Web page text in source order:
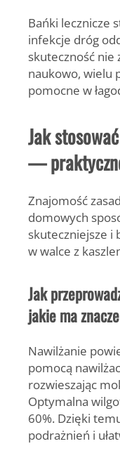
Bańki lecznicze
infekcje dróg
skuteczność nie
naukowo, wielu
pomocne w
Jak
—
Znajomość
domowych
skuteczniejsze i
w walce z
Jak
jakie ma
Nawilżanie
pomocą
rozwieszając
Optymalna
60%. Dzięki
podrażnień i